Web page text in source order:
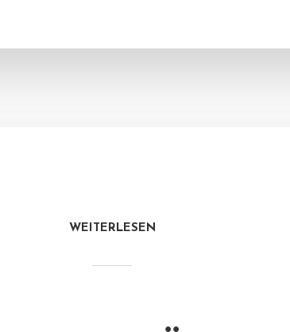
WEITERLESEN